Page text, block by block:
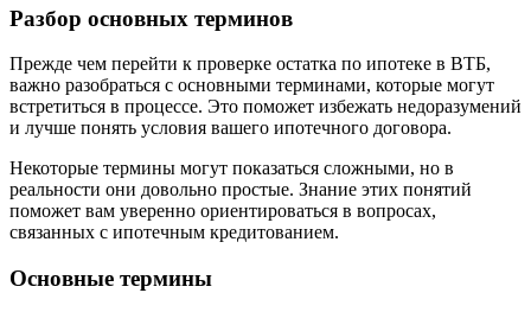
Разбор основных терминов
Прежде чем перейти к проверке остатка по ипотеке в ВТБ,
важно разобраться с основными терминами, которые могут
встретиться в процессе. Это поможет избежать недоразумений
и лучше понять условия вашего ипотечного договора.
Некоторые термины могут показаться сложными, но в
реальности они довольно простые. Знание этих понятий
поможет вам уверенно ориентироваться в вопросах,
связанных с ипотечным кредитованием.
Основные термины